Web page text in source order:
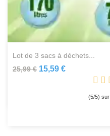
lot de 3 sacs à déchets...
25,99 € 15,59 €
(5/5) sur